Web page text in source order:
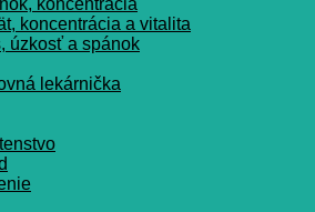
koncentrácia
koncentrácia a vitalita
úzkosť a spánok
lekárnička